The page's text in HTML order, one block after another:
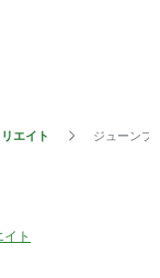
エイト ジューンブ
ト